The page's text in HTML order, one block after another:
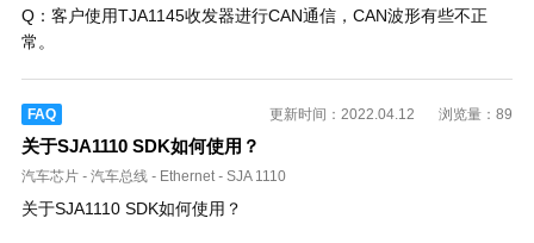
Q：客户使用TJA1145收发器进行CAN通信，CAN波形有些不正
常。
FAQ 浏览量：89
更新时间：2022.04.12
关于SJA1110 SDK如何使用？
汽车芯片 - 汽车总线 - Ethernet - SJA 1110
关于SJA1110 SDK如何使用？